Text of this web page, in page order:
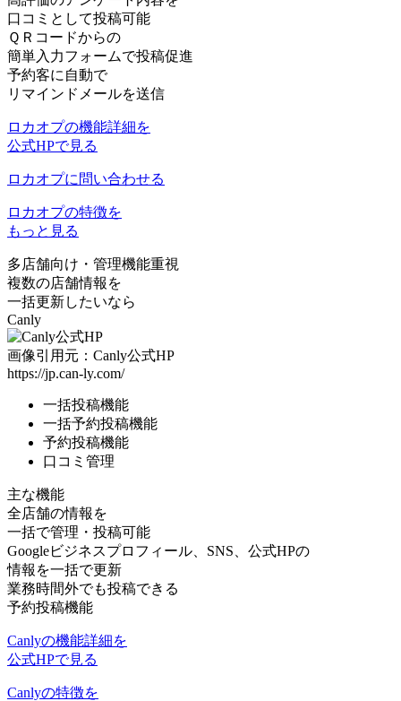
口コミとして投稿可能
ＱＲコードからの
簡単入力フォームで投稿促進
予約客に自動で
リマインドメールを送信
ロカオプの機能詳細を
公式HPで見る
ロカオプに問い合わせる
ロカオプの特徴を
もっと見る
多店舗向け ・ 管理機能重視
複数の店舗情報を
一括更新したいなら
Canly
画像引用元：Canly公式HP
https://jp.can-ly.com/
一括投稿機能
一括予約投稿機能
予約投稿機能
口コミ管理
主な機能
全店舗の情報を
一括で管理・投稿可能
Googleビジネスプロフィール、SNS、公式HPの
情報を一括で更新
業務時間外でも投稿できる
予約投稿機能
Canlyの機能詳細を
公式HPで見る
Canlyの特徴を